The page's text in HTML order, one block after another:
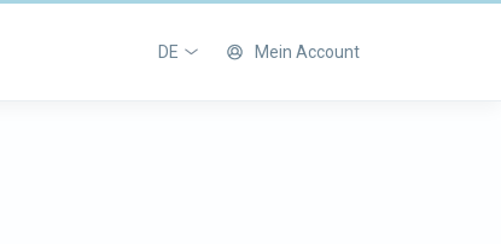
DE Mein Account